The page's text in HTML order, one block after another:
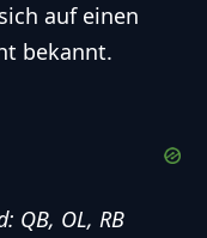
auf einen
bekannt.
QB, OL, RB